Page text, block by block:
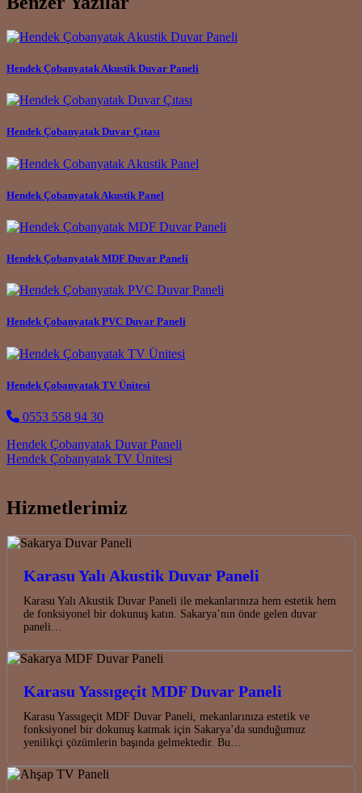
Hendek Çobanyatak Akustik Duvar Paneli
Hendek Çobanyatak Duvar Çıtası
Hendek Çobanyatak Akustik Panel
Hendek Çobanyatak MDF Duvar Paneli
Hendek Çobanyatak PVC Duvar Paneli
Hendek Çobanyatak TV Ünitesi
0553 558 94 30
Post navigation
Hendek Çobanyatak Duvar Paneli
Hendek Çobanyatak TV Ünitesi
Hizmetlerimiz
Karasu Yalı Akustik Duvar Paneli
Karasu Yalı Akustik Duvar Paneli ile mekanlarınıza hem estetik hem
de fonksiyonel bir dokunuş katın. Sakarya’nın önde gelen duvar
paneli…
Karasu Yassıgeçit MDF Duvar Paneli
Karasu Yassıgeçit MDF Duvar Paneli, mekanlarınıza estetik ve
fonksiyonel bir dokunuş katmak için Sakarya’da sunduğumuz
yenilikçi çözümlerin başında gelmektedir. Bu…